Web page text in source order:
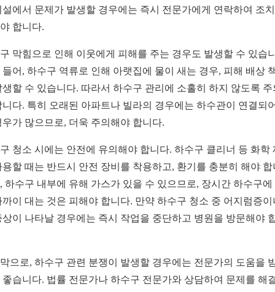
설에서 문제가 발생할 경우에는 즉시 전문가에게 연락하여 조
합니다.
막힘으로 인해 이웃에게 피해를 주는 경우도 발생할 수 있습
들어, 하수구 역류로 인해 아랫집에 물이 새는 경우, 피해 배상
생할 수 있습니다. 따라서 하수구 관리에 소홀히 하지 않도록 주
니다. 특히 오래된 아파트나 빌라의 경우에는 하수관이 연결되
우가 많으므로, 더욱 주의해야 합니다.
청소 시에는 안전에 유의해야 합니다. 하수구 클리너 등 화학
용할 때는 반드시 안전 장비를 착용하고, 환기를 충분히 해야 합
하수구 내부에 유해 가스가 있을 수 있으므로, 장시간 하수구에
까이 대는 것은 피해야 합니다. 만약 하수구 청소 중 어지럼증이
상이 나타날 경우에는 즉시 작업을 중단하고 병원을 방문해야
으로, 하수구 관련 분쟁이 발생할 경우에는 전문가의 도움을
좋습니다. 법률 전문가나 하수구 전문가와 상담하여 문제를 해